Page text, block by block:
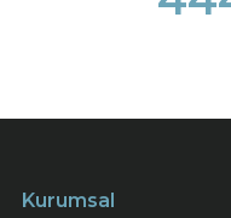
Kurumsal